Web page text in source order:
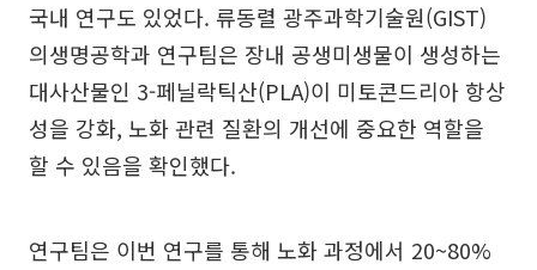
국내 연구도 있었다. 류동렬 광주과학기술원(GIST)
의생명공학과 연구팀은 장내 공생미생물이 생성하는
대사산물인 3-페닐락틱산(PLA)이 미토콘드리아 항상
성을 강화, 노화 관련 질환의 개선에 중요한 역할을
할 수 있음을 확인했다.
연구팀은 이번 연구를 통해 노화 과정에서 20~80%